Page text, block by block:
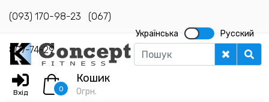
(093) 170-98-23 (067)
807-74-29
Українська Русский
Вхід 0
Кошик
0грн.